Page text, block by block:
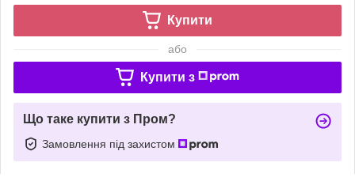
Купити
або
Купити з
Що таке купити з Пром?
Замовлення під захистом